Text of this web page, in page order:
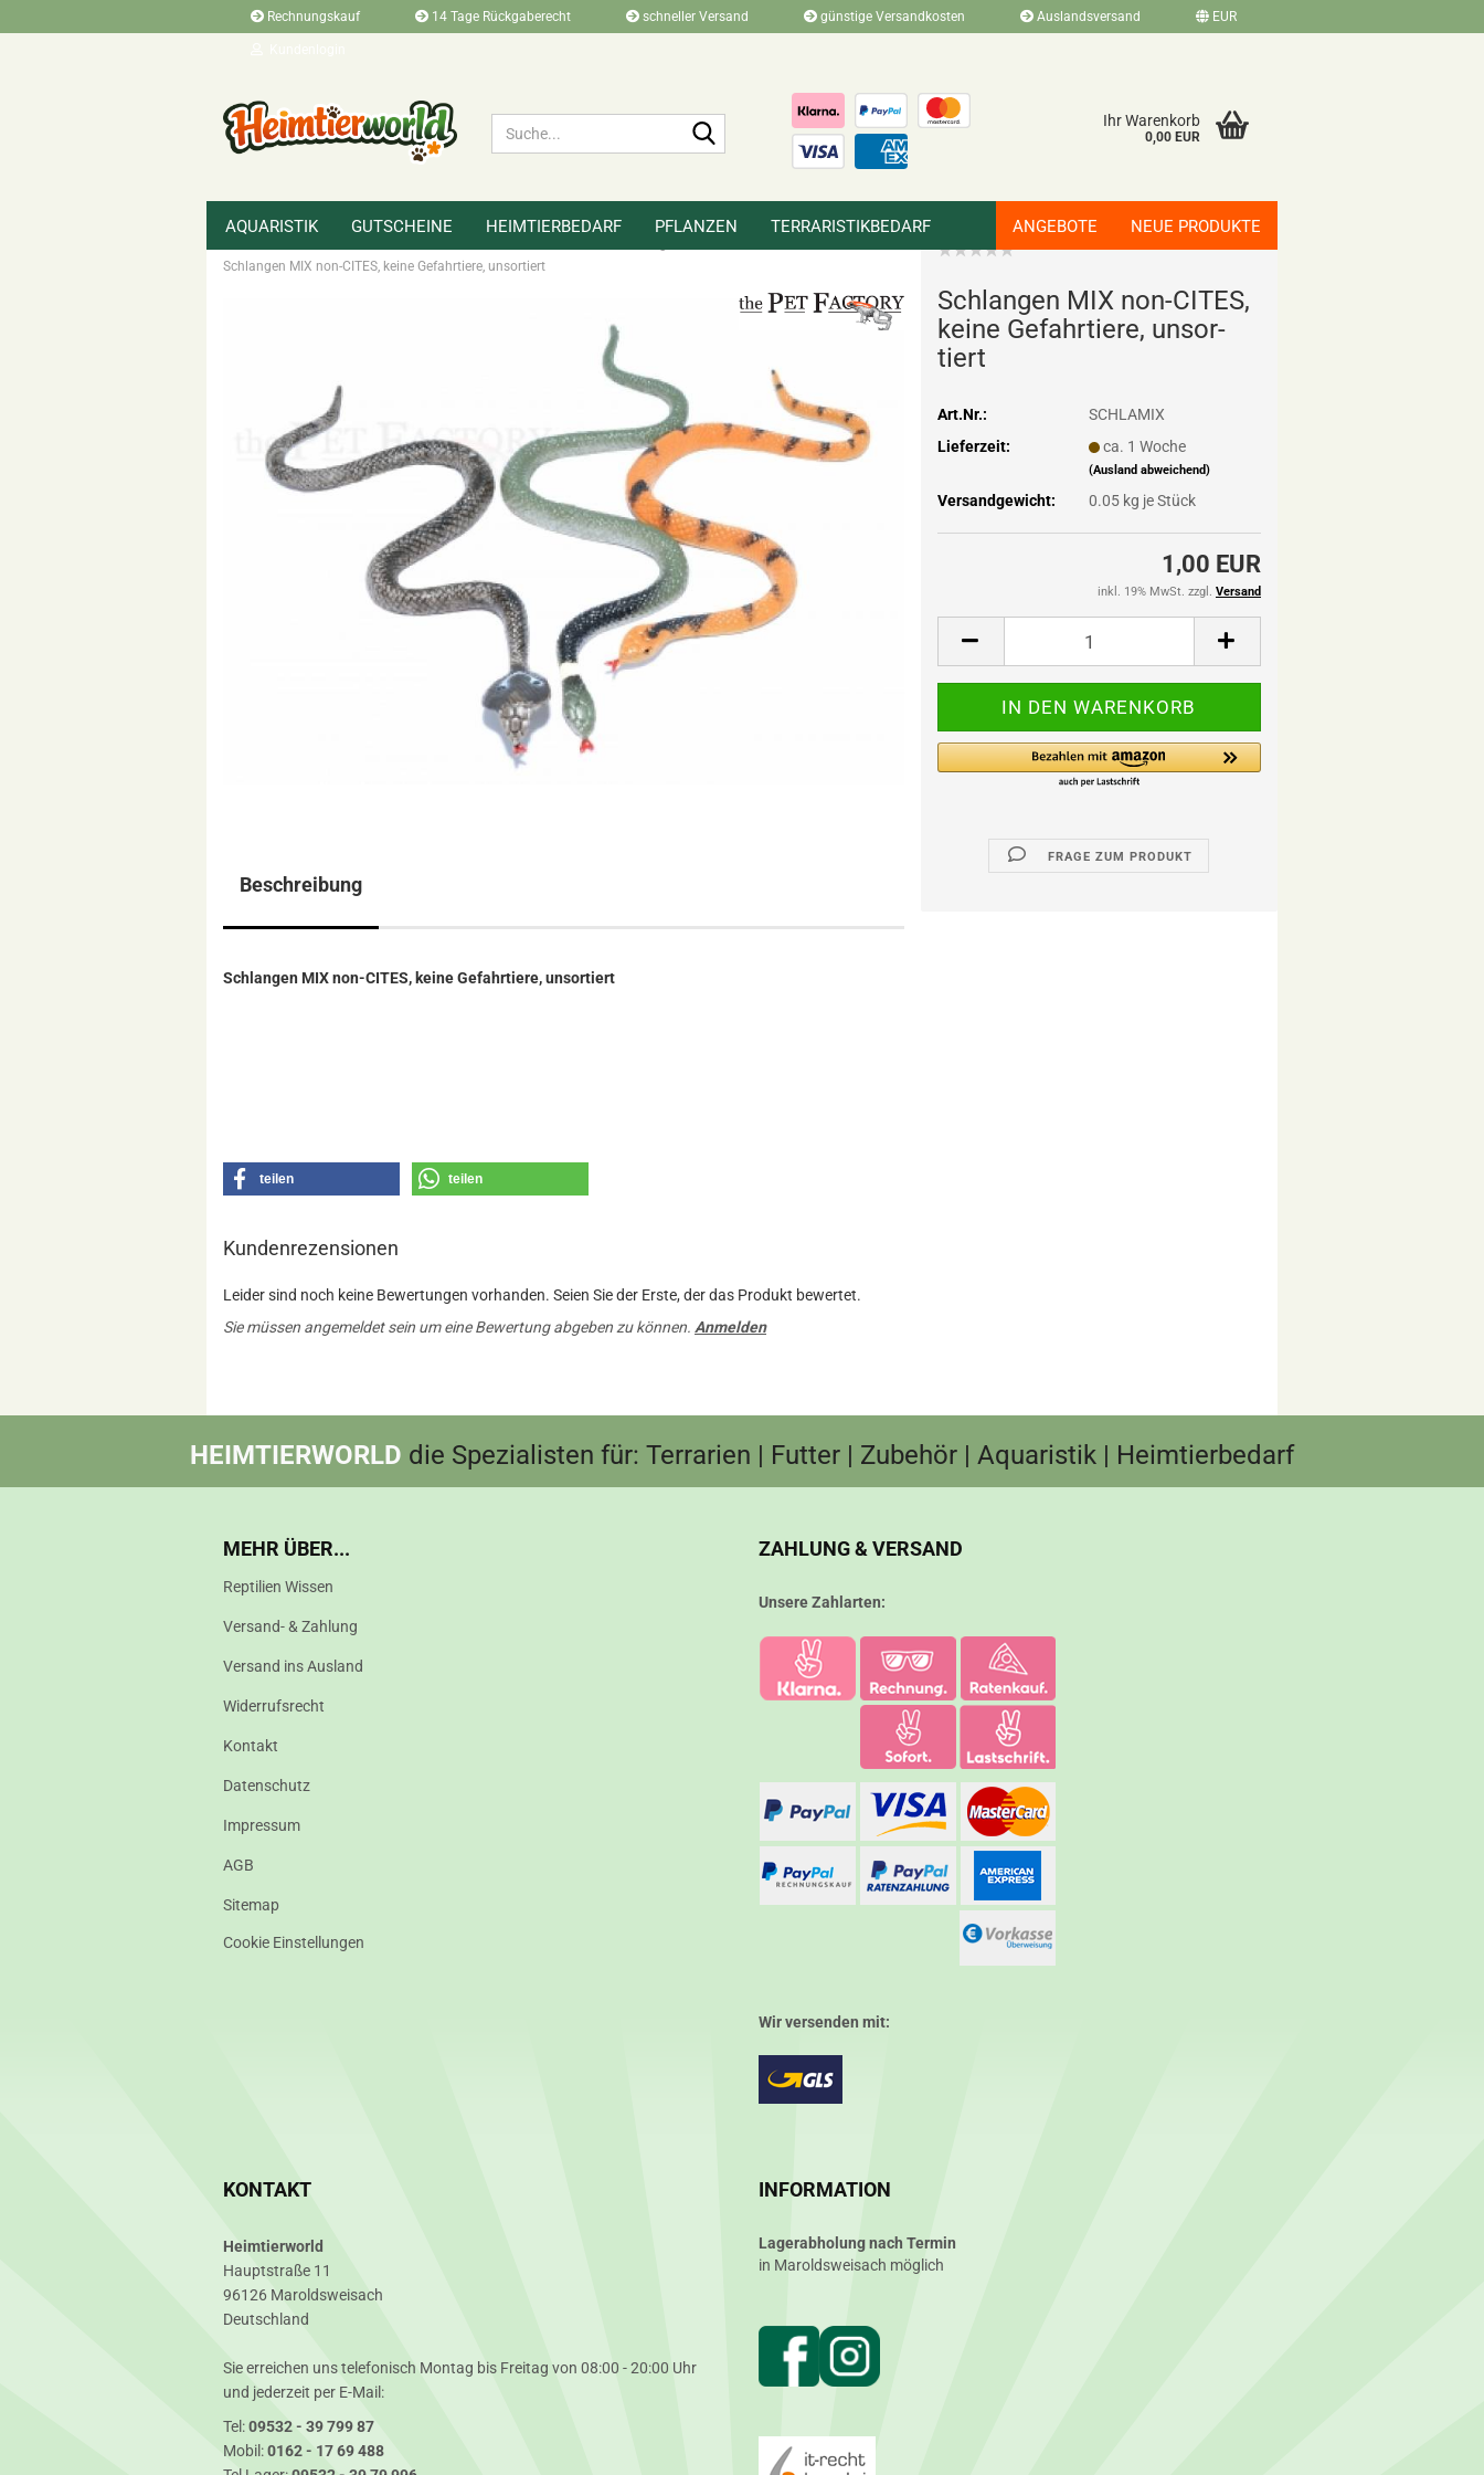
Rechnungskauf 14 Tage Rückgaberecht schneller Versand günstige Versandkosten Auslandsversand EUR
Ihr Warenkorb
0,00 EUR
AQUARISTIK GUTSCHEINE HEIMTIERBEDARF PFLANZEN TERRARISTIKBEDARF ANGEBOTE NEUE PRODUKTE
Schlangen MIX non-CITES, keine Gefahrtiere, unsortiert
Schlan­gen MIX non-​CITES,
keine Ge­fahr­tie­re, un­sor­
tiert
Art.Nr.:
SCHLAMIX
Lieferzeit:
ca. 1 Woche
(Ausland abweichend)
Versandgewicht: 0.05kg je Stück
1,00 EUR
inkl. 19% MwSt. zzgl. Versand
FRAGE ZUM PRODUKT
Beschreibung
Schlangen MIX non-CITES, keine Gefahrtiere, unsortiert
teilen teilen
Kundenrezensionen
Leider sind noch keine Bewertungen vorhanden. Seien Sie der Erste, der das Produkt bewertet.
Sie müssen angemeldet sein um eine Bewertung abgeben zu können. Anmelden
HEIMTIERWORLD die Spezialisten für: Terrarien | Futter | Zubehör | Aquaristik | Heimtierbedarf
MEHR ÜBER...
Reptilien Wissen
Versand- & Zahlung
Versand ins Ausland
Widerrufsrecht
Kontakt
Datenschutz
Impressum
AGB
Sitemap
Cookie Einstellungen
ZAHLUNG & VERSAND
Unsere Zahlarten:
Wir versenden mit:
KONTAKT
Heimtierworld
Hauptstraße 11
96126 Maroldsweisach
Deutschland
Sie erreichen uns telefonisch Montag bis Freitag von 08:00 - 20:00 Uhr
und jederzeit per E-Mail:
Tel:09532 - 39 799 87
Mobil:0162 - 17 69 488
INFORMATION
Lagerabholung nach Termin
in Maroldsweisach möglich